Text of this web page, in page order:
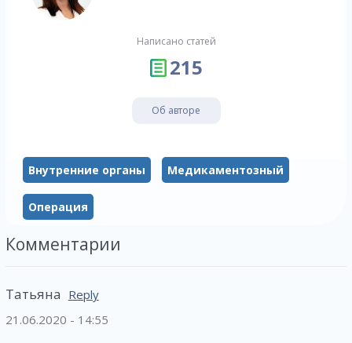
Написано статей
215
Об авторе
Внутренние органы Медикаментозный
Операция
Комментарии
Татьяна Reply
21.06.2020 - 14:55